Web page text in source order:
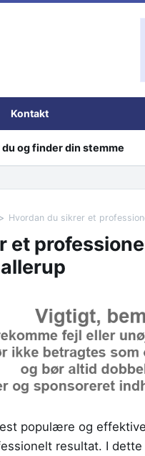
Kontakt
og finder din stemme
Hvordan du sikrer et
et
populære og
resultat. I